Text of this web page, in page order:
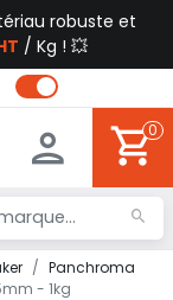
robuste et
/ Kg ! 💥
0
Panchroma
- 1kg